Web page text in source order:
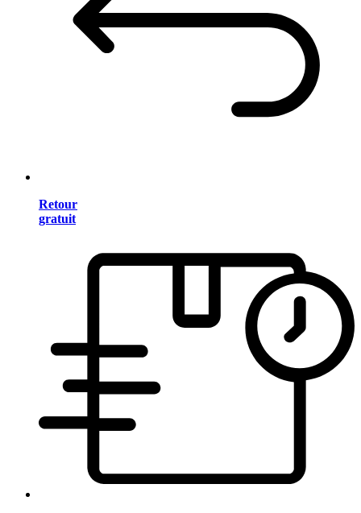
Retour
gratuit